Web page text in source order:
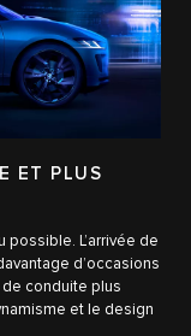
ET PLUS
possible. L’arrivée de
d’occasions
conduite plus
et le design